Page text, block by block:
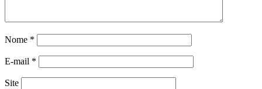
Nome *
E-mail *
Site